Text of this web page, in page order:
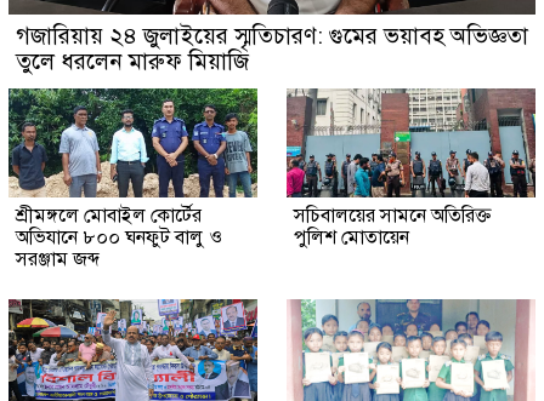
গজারিয়ায় ২৪ জুলাইয়ের স্মৃতিচারণ: গুমের ভয়াবহ অভিজ্ঞতা
তুলে ধরলেন মারুফ মিয়াজি
শ্রীমঙ্গলে মোবাইল কোর্টের
অভিযানে ৮০০ ঘনফুট বালু ও
সরঞ্জাম জব্দ
সচিবালয়ের সামনে অতিরিক্ত
পুলিশ মোতায়েন